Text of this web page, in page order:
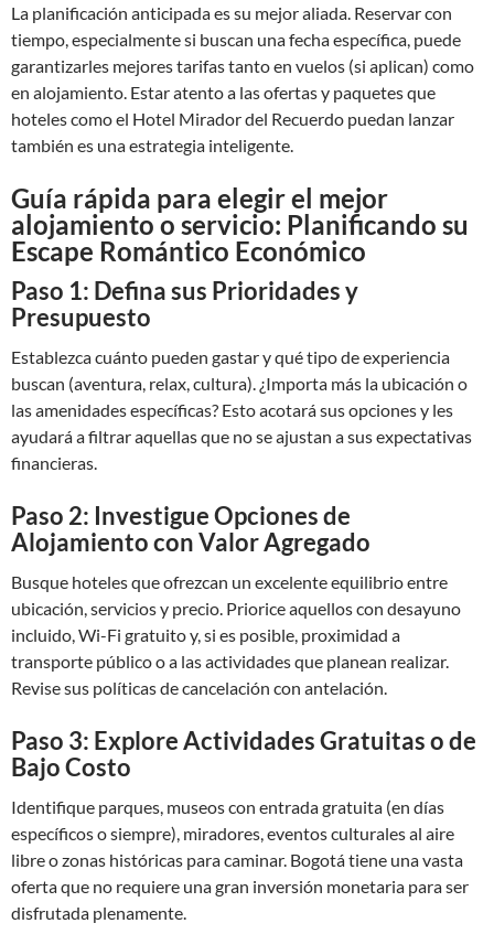
La planificación anticipada es su mejor aliada. Reservar con
tiempo, especialmente si buscan una fecha específica, puede
garantizarles mejores tarifas tanto en vuelos (si aplican) como
en alojamiento. Estar atento a las ofertas y paquetes que
hoteles como el Hotel Mirador del Recuerdo puedan lanzar
también es una estrategia inteligente.
Guía rápida para elegir el mejor
alojamiento o servicio: Planificando su
Escape Romántico Económico
Paso 1: Defina sus Prioridades y
Presupuesto
Establezca cuánto pueden gastar y qué tipo de experiencia
buscan (aventura, relax, cultura). ¿Importa más la ubicación o
las amenidades específicas? Esto acotará sus opciones y les
ayudará a filtrar aquellas que no se ajustan a sus expectativas
financieras.
Paso 2: Investigue Opciones de
Alojamiento con Valor Agregado
Busque hoteles que ofrezcan un excelente equilibrio entre
ubicación, servicios y precio. Priorice aquellos con desayuno
incluido, Wi-Fi gratuito y, si es posible, proximidad a
transporte público o a las actividades que planean realizar.
Revise sus políticas de cancelación con antelación.
Paso 3: Explore Actividades Gratuitas o de
Bajo Costo
Identifique parques, museos con entrada gratuita (en días
específicos o siempre), miradores, eventos culturales al aire
libre o zonas históricas para caminar. Bogotá tiene una vasta
oferta que no requiere una gran inversión monetaria para ser
disfrutada plenamente.